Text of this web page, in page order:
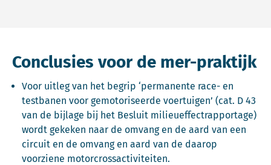
Conclusies voor de mer-praktijk
Voor uitleg van het begrip ‘permanente race- en
testbanen voor gemotoriseerde voertuigen’ (cat. D 43
van de bijlage bij het Besluit milieueffectrapportage)
wordt gekeken naar de omvang en de aard van een
circuit en de omvang en aard van de daarop
voorziene motorcrossactiviteiten.